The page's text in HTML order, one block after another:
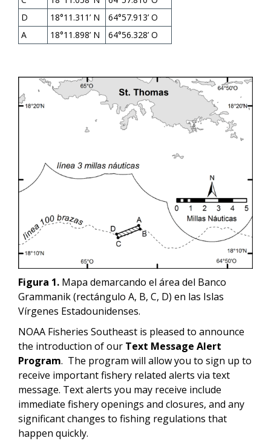
D
18°11.311’ N
64°57.913’ O
A
18°11.898’ N 64°56.328’ O
Figura 1. Mapa demarcando el área del Banco
Grammanik (rectángulo A, B, C, D) en las Islas
Vírgenes Estadounidenses.
NOAA Fisheries Southeast is pleased to announce
the introduction of our Text Message Alert
Program. The program will allow you to sign up to
receive important fishery related alerts via text
message. Text alerts you may receive include
immediate fishery openings and closures, and any
significant changes to fishing regulations that
happen quickly.